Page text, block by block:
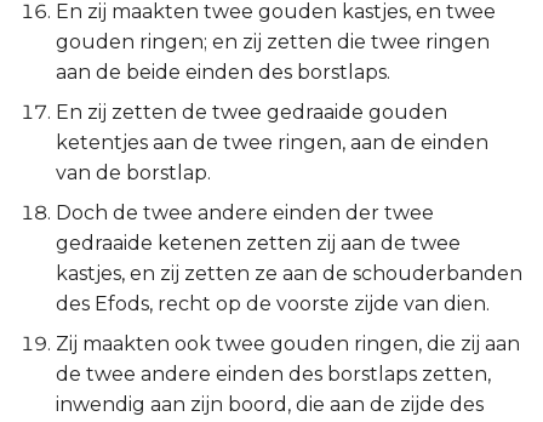
En zij maakten twee gouden kastjes, en twee
gouden ringen; en zij zetten die twee ringen
aan de beide einden des borstlaps.
En zij zetten de twee gedraaide gouden
ketentjes aan de twee ringen, aan de einden
van de borstlap.
Doch de twee andere einden der twee
gedraaide ketenen zetten zij aan de twee
kastjes, en zij zetten ze aan de schouderbanden
des Efods, recht op de voorste zijde van dien.
Zij maakten ook twee gouden ringen, die zij aan
de twee andere einden des borstlaps zetten,
inwendig aan zijn boord, die aan de zijde des